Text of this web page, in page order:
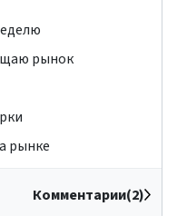
рынок
рынке
Комментарии(2)